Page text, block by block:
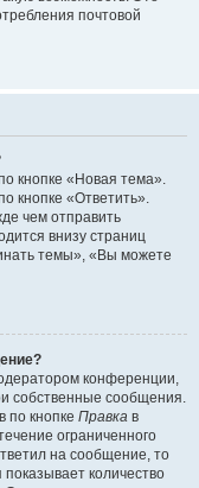
почтовой
кнопке «Новая тема».
кнопке «Ответить».
чем отправить
внизу страниц
темы», «Вы можете
конференции,
собственные сообщения.
по кнопке Правка в
ограниченного
на сообщение, то
количество